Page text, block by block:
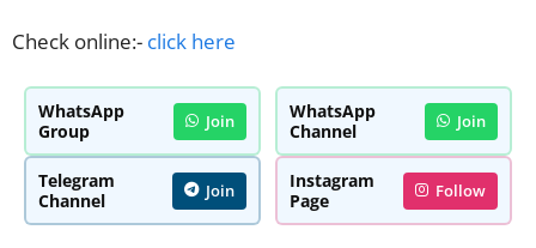
Check online:- click here
WhatsApp
Group
Join
WhatsApp
Channel
Join
Telegram
Channel
Join
Instagram
Page
Follow